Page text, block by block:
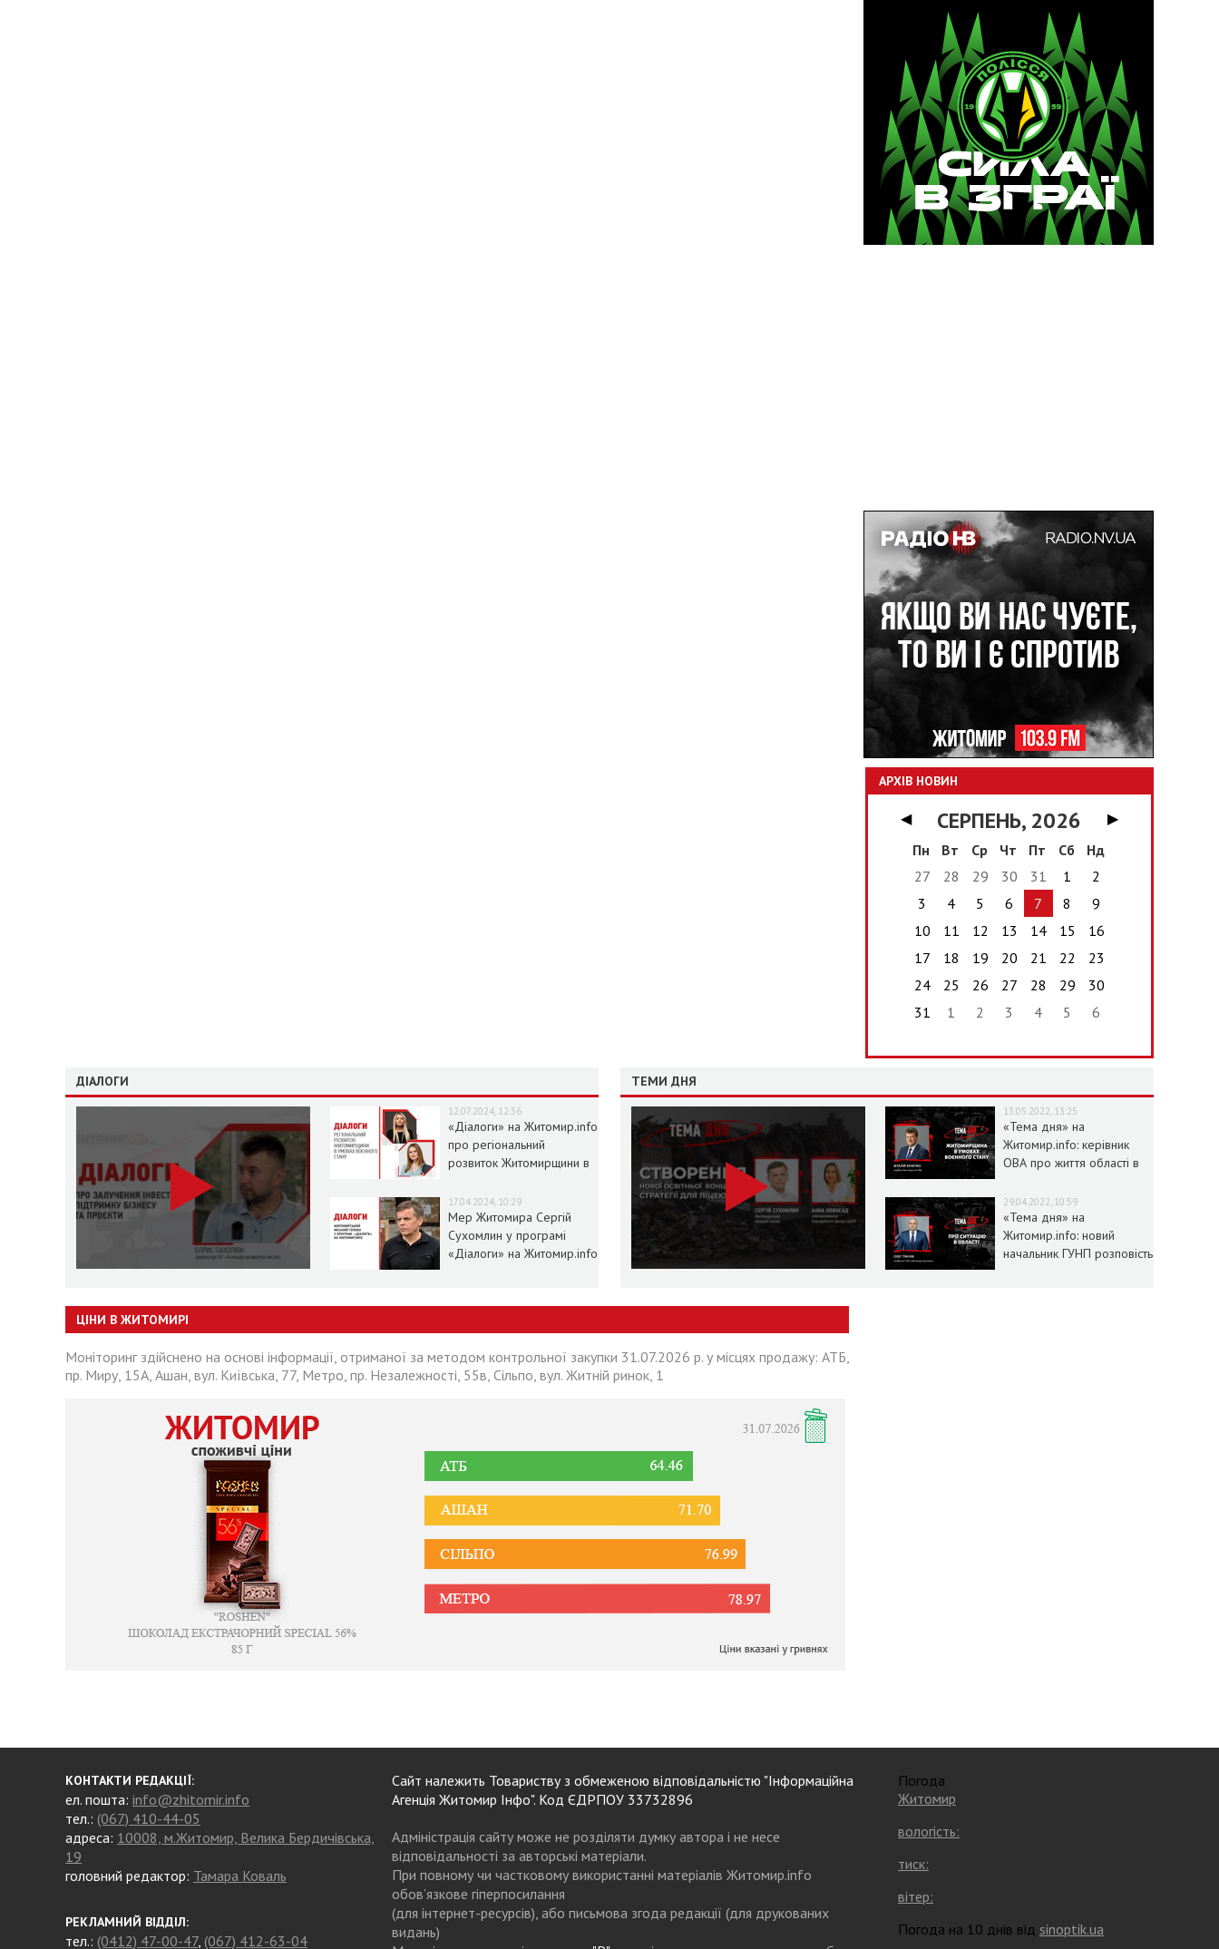
АРХІВ НОВИН
◀ СЕРПЕНЬ, 2026
▶
Пн
Вт Ср Чт Пт Сб
Нд
27
28 29 30 31 1
2
3
4 5 6 7 8
9
10
11 12 13 14 15
16
17
18 19 20 21 22
23
24
25 26 27 28 29
30
31
1 2 3 4 5 6
ДІАЛОГИ
12.07.2024, 12:36
«Діалоги» на Житомир.info
про регіональний
розвиток Житомирщини в
17.04.2024, 10:29
Мер Житомира Сергій
Сухомлин у програмі
«Діалоги» на Житомир.info
ТЕМИ ДНЯ
13.05.2022, 13:25
«Тема дня» на
Житомир.info: керівник
ОВА про життя області в
29.04.2022, 10:59
«Тема дня» на
Житомир.info: новий
начальник ГУНП розповість
ЦІНИ В ЖИТОМИРІ
Моніторинг здійснено на основі інформації, отриманої за методом контрольної закупки 31.07.2026 р. у місцях продажу: АТБ,
пр. Миру, 15А, Ашан, вул. Київська, 77, Метро, пр. Незалежності, 55в, Сільпо, вул. Житній ринок, 1
КОНТАКТИ РЕДАКЦІЇ:
ел. пошта: info@zhitomir.info
тел.: (067) 410-44-05
адреса: 10008, м.Житомир, Велика Бердичівська,
19
головний редактор: Тамара Коваль
РЕКЛАМНИЙ ВІДДІЛ:
тел.: (0412) 47-00-47, (067) 412-63-04
Сайт належить Товариству з обмеженою відповідальністю "Інформаційна
Агенція Житомир Інфо". Код ЄДРПОУ 33732896
Адміністрація сайту може не розділяти думку автора і не несе
відповідальності за авторські матеріали.
При повному чи частковому використанні матеріалів Житомир.info
обов’язкове гіперпосилання
(для інтернет-ресурсів), або письмова згода редакції (для друкованих
видань)
Погода
Житомир
вологість:
тиск:
вітер:
Погода на 10 днів від sinoptik.ua